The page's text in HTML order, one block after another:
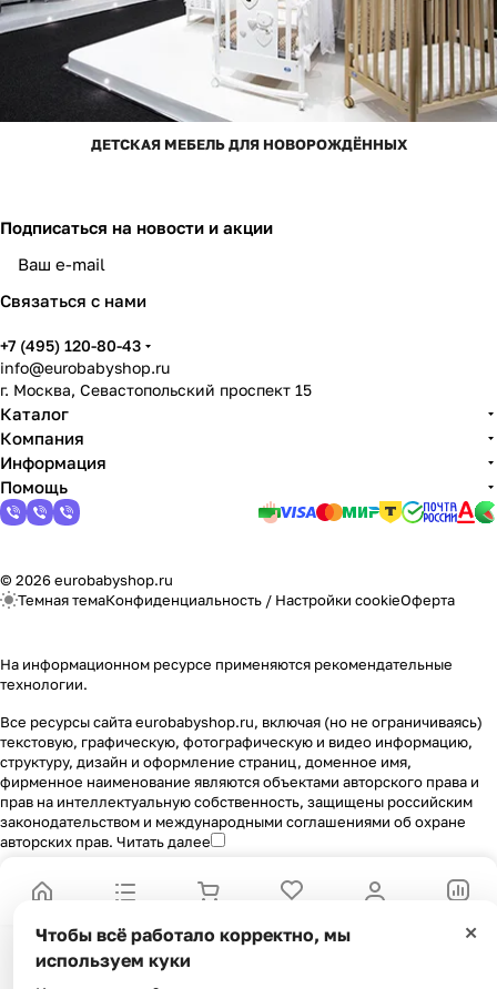
ДЕТСКАЯ МЕБЕЛЬ ДЛЯ НОВОРОЖДЁННЫХ
Подписаться на новости и акции
Связаться с нами
+7 (495) 120-80-43
info@eurobabyshop.ru
г. Москва, Севастопольский проспект 15
Каталог
Компания
Информация
Помощь
© 2026 eurobabyshop.ru
Темная темаКонфиденциальность / Настройки cookieОферта
На информационном ресурсе применяются рекомендательные
технологии.
Все ресурсы сайта eurobabyshop.ru, включая (но не ограничиваясь)
текстовую, графическую, фотографическую и видео информацию,
структуру, дизайн и оформление страниц, доменное имя,
фирменное наименование являются объектами авторского права и
прав на интеллектуальную собственность, защищены российским
законодательством и международными соглашениями об охране
авторских прав. Читать далее
×
Чтобы всё работало корректно, мы
используем куки